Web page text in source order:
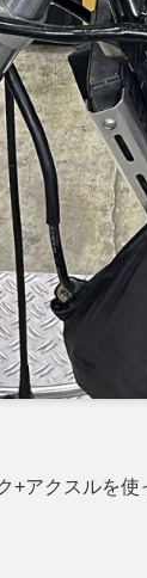
アクスルを使